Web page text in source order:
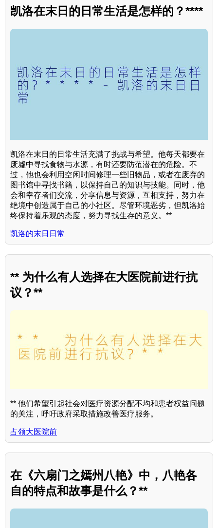
凯洛在末日的日常生活是怎样的？****
凯洛在末日的日常生活充满了挑战与希望。他每天都要在
废墟中寻找食物与水源，有时还要防范潜在的危险。不
过，他也会利用空闲时间修理一些旧物品，或者在废弃的
图书馆中寻找书籍，以保持自己的知识与技能。同时，他
会和幸存者们交流，分享信息与资源，互相支持，努力在
绝境中创造属于自己的小社区。尽管环境恶劣，但凯洛始
终保持着乐观的态度，努力寻找生存的意义。**
凯洛的末日日常
** 为什么有人选择在大医院前进行抗
议？**
** 他们希望引起社会对医疗资源分配不均和患者权益问题
的关注，呼吁政府采取措施改善医疗服务。
占领大医院前
在《六扇门之嫣州八艳》中，八艳各
自的特点和故事是什么？**